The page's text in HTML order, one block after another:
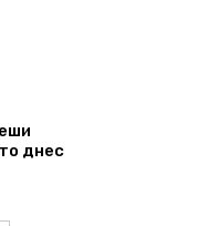
днес